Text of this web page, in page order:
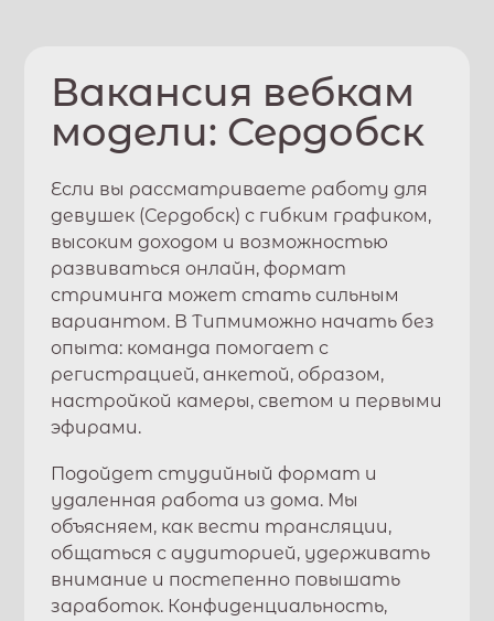
Вакансия вебкам
модели: Сердобск
Если вы рассматриваете работу для
девушек (Сердобск) с гибким графиком,
высоким доходом и возможностью
развиваться онлайн, формат
стриминга может стать сильным
вариантом. ВТипмиможно начать без
опыта: команда помогает с
регистрацией, анкетой, образом,
настройкой камеры, светом и первыми
эфирами.
Подойдет студийный формат и
удаленная работа из дома. Мы
объясняем, как вести трансляции,
общаться с аудиторией, удерживать
внимание и постепенно повышать
заработок. Конфиденциальность,